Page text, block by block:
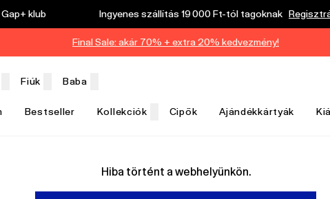
Gap+ klub Ingyenes szállítás 19 000 Ft-tól tagoknak
Final Sale: akár 70% + extra 20% kedvezmény!
Fiúk Baba
Bestseller Kollekciók Cipők Ajándékkártyák
Hiba történt a webhelyünkön.